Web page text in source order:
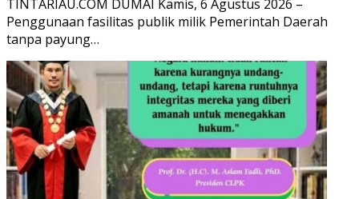
TINTARIAU.COM DUMAI Kamis, 6 Agustus 2026 –
Penggunaan fasilitas publik milik Pemerintah Daerah
tanpa payung…